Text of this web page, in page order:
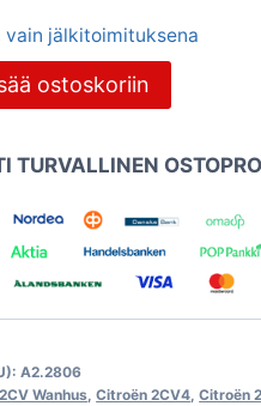
vain jälkitoimituksena
ostoskoriin
TURVALLINEN
A2.2806
Wanhus ,Citroën 2CV4 ,Citroën